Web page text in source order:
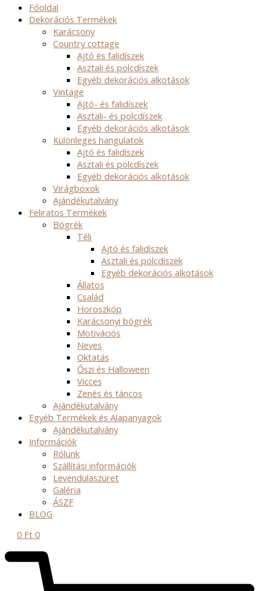
Főoldal
Dekorációs Termékek
Karácsony
Country cottage
Ajtó és falidíszek
Asztali és polcdíszek
Egyéb dekorációs alkotások
Vintage
Ajtó- és falidíszek
Asztali- és polcdíszek
Egyéb dekorációs alkotások
Különleges hangulatok
Ajtó és falidíszek
Asztali és polcdíszek
Egyéb dekorációs alkotások
Virágboxok
Ajándékutalvány
Feliratos Termékek
Bögrék
Téli
Ajtó és falidíszek
Asztali és polcdíszek
Egyéb dekorációs alkotások
Állatos
Család
Horoszkóp
Karácsonyi bögrék
Motivációs
Neves
Oktatás
Őszi és Halloween
Vicces
Zenés és táncos
Ajándékutalvány
Egyéb Termékek és Alapanyagok
Ajándékutalvány
Információk
Rólunk
Szállítási információk
Levendulaszüret
Galéria
ÁSZF
BLOG
0 Ft 0